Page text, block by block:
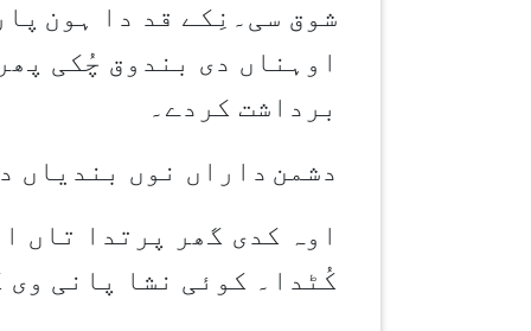
شوق سی۔نِکے قد دا ہون
اوہناں دی بندوق چُکی
برداشت کردے۔
دشمن داراں نوں بندیاں
اوہ کدی گھر پرتدا تاں
کُٹدا۔ کوئی نشا پانی وی